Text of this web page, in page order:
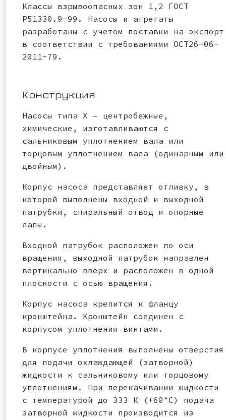
Классы взрывоопасных зон 1,2 ГОСТ
Р51330.9-99. Насосы и агрегаты
разработаны с учетом поставки на экспорт
в соответствии с требованиями ОСТ26-06-
2011-79.
Конструкция
Насосы типа Х – центробежные,
химические, изготавливаются с
сальниковым уплотнением вала или
торцовым уплотнением вала (одинарным или
двойным).
Корпус насоса представляет отливку, в
которой выполнены входной и выходной
патрубки, спиральный отвод и опорные
лапы.
Входной патрубок расположен по оси
вращения, выходной патрубок направлен
вертикально вверх и расположен в одной
плоскости с осью вращения.
Корпус насоса крепится к фланцу
кронштейна. Кронштейн соединен с
корпусом уплотнения винтами.
В корпусе уплотнения выполнены отверстия
для подачи охлаждающей (затворной)
жидкости к сальниковому или торцовому
уплотнениям. При перекачивании жидкости
с температурой до 333 К (+60°С) подача
затворной жидкости производится из